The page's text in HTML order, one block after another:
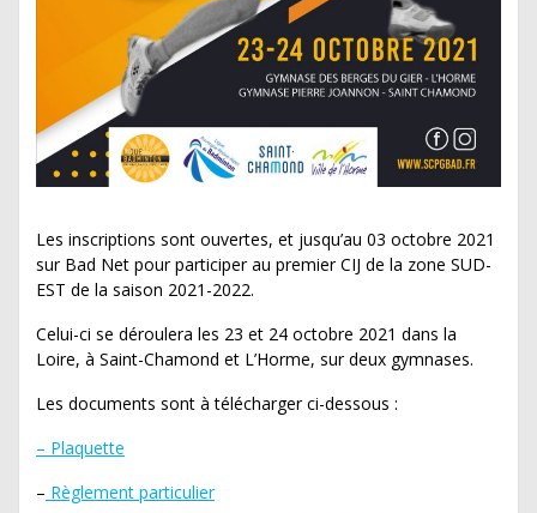
Les inscriptions sont ouvertes, et jusqu’au 03 octobre 2021
sur Bad Net pour participer au premier CIJ de la zone SUD-
EST de la saison 2021-2022.
Celui-ci se déroulera les 23 et 24 octobre 2021 dans la
Loire, à Saint-Chamond et L’Horme, sur deux gymnases.
Les documents sont à télécharger ci-dessous :
– Plaquette
– Règlement particulier